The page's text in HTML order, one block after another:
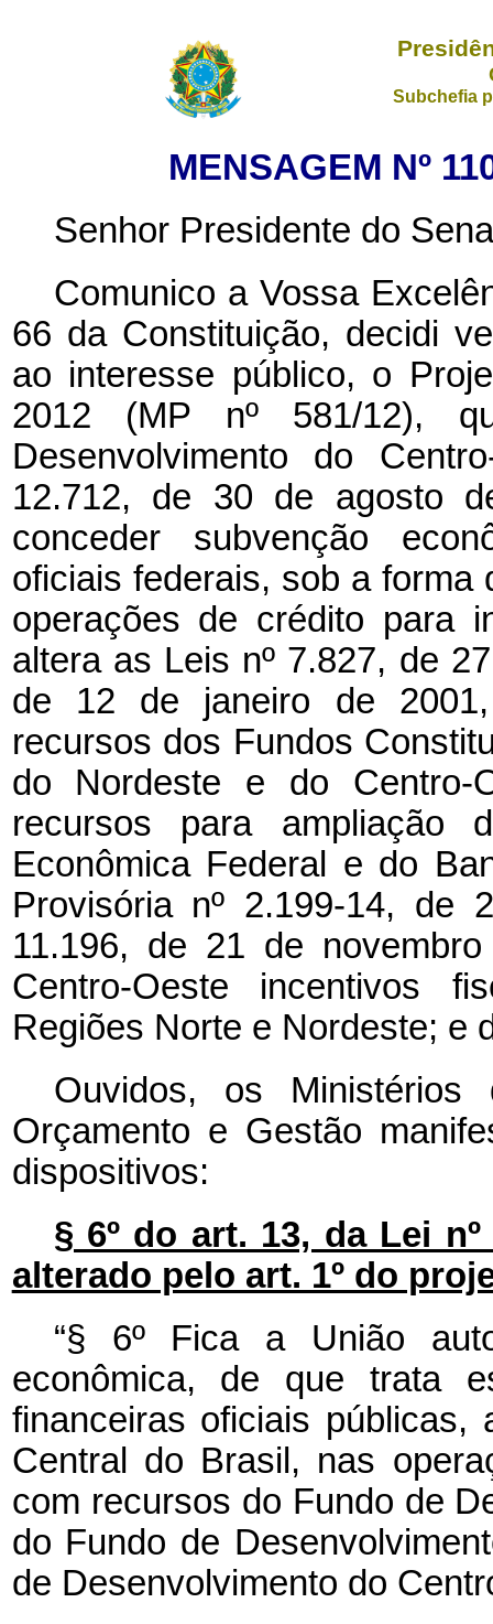
Subchefia
MENSAGEM Nº
Senhor Presidente do
Comunico a Vossa
66 da Constituição, decidi
ao interesse público, o
2012 (MP nº 581/12),
Desenvolvimento do
12.712, de 30 de agosto
conceder subvenção
oficiais federais, sob a
operações de crédito para
altera as Leis nº 7.827, de
de 12 de janeiro de
recursos dos Fundos
do Nordeste e do Centro-
recursos para ampliação
Econômica Federal e do
Provisória nº 2.199-14,
11.196, de 21 de
Centro-Oeste incentivos
Regiões Norte e Nordeste; e
Ouvidos, os
Orçamento e Gestão
dispositivos:
§ 6º do art. 13, da Lei
alterado pelo art. 1º do
“§ 6º Fica a União
econômica, de que trata
financeiras oficiais públicas,
Central do Brasil, nas
com recursos do Fundo de
do Fundo de
de Desenvolvimento do